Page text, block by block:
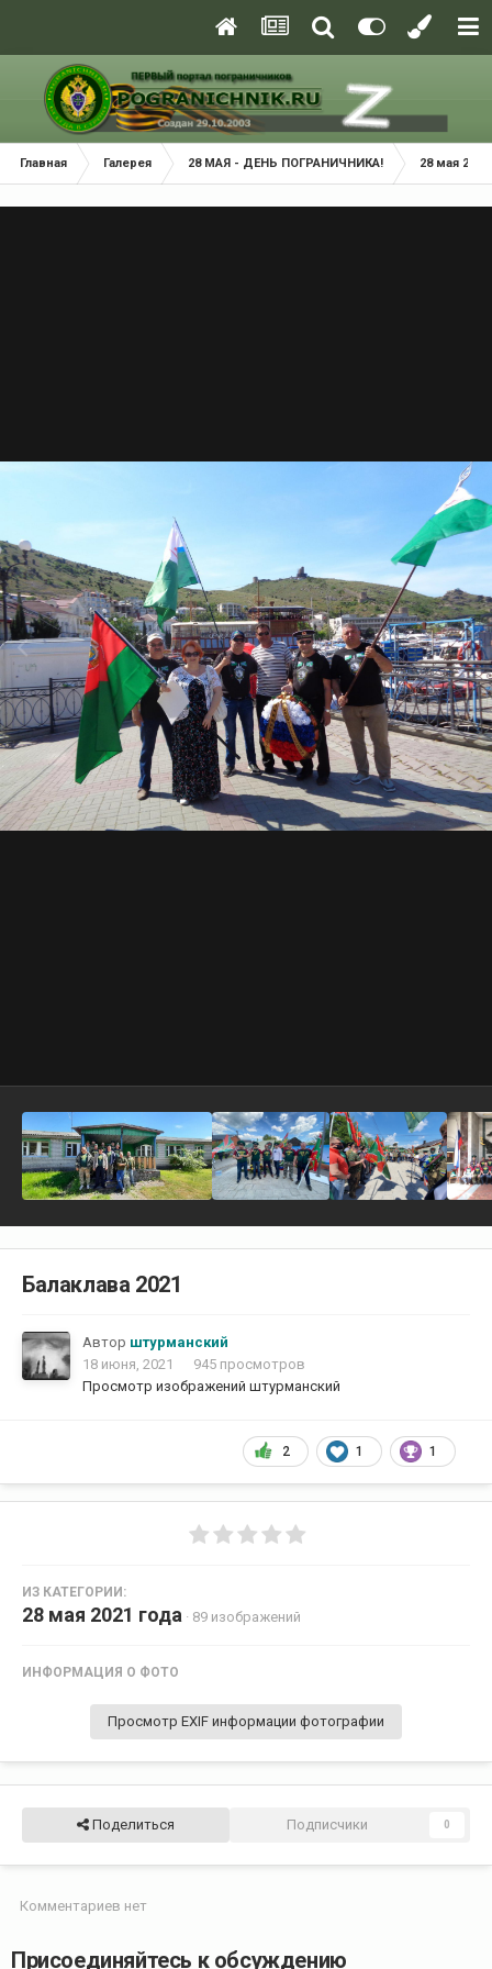
Главная Галерея 28 МАЯ - ДЕНЬ ПОГРАНИЧНИКА! 28 мая
Балаклава 2021
Автор штурманский
18 июня, 2021
945 просмотров
Просмотр изображений штурманский
2 1 1
ИЗ КАТЕГОРИИ:
28 мая 2021 года · 89 изображений
ИНФОРМАЦИЯ О ФОТО
Просмотр EXIF информации фотографии
Поделиться Подписчики 0
Комментариев нет
Присоединяйтесь к обсуждению